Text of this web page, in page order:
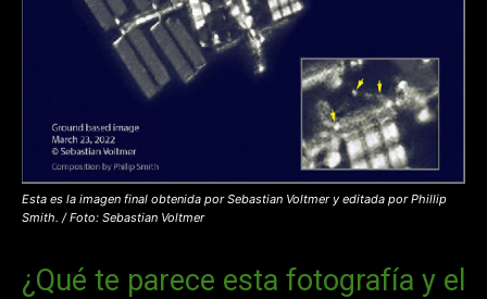
Esta es la imagen final obtenida por Sebastian Voltmer y editada por Phillip
Smith. / Foto: Sebastian Voltmer
¿Qué te parece esta fotografía y el